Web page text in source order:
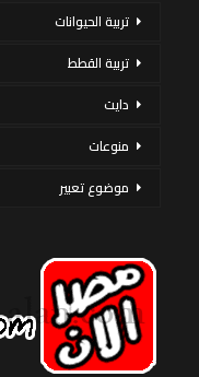
تربية الحيوانات
تربية القطط
دايت
منوعات
موضوع تعبير